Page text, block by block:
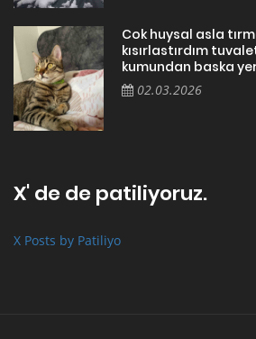
Cok huysal asla
kısırlastırdım
kumundan baska
02.03.2026
X' de de patiliyoruz.
X Posts by Patiliyo